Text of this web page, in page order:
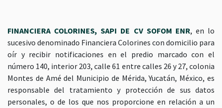
FINANCIERA COLORINES, SAPI DE CV SOFOM ENR, en lo
sucesivo denominado Financiera Colorines con domicilio para
oír y recibir notificaciones en el predio marcado con el
número 140, interior 203, calle 61 entre calles 26 y 27, colonia
Montes de Amé del Municipio de Mérida, Yucatán, México, es
responsable del tratamiento y protección de sus datos
personales, o de los que nos proporcione en relación a un